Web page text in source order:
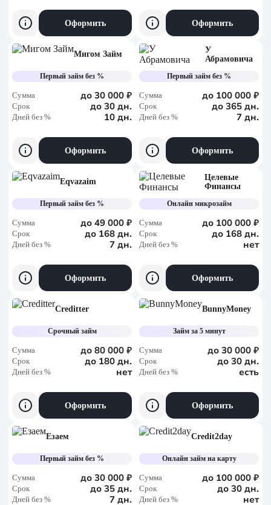
Оформить Оформить
Мигом Займ
Первый займ без %
Сумма до 30 000 ₽
Срок до 30 дн.
Дней без % 10 дн.
Оформить
У
Абрамовича
Первый займ без %
Сумма до 100 000 ₽
Срок до 365 дн.
Дней без % 7 дн.
Оформить
Eqvazaim
Первый займ без %
Сумма до 49 000 ₽
Срок до 168 дн.
Дней без % 7 дн.
Оформить
Целевые
Финансы
Онлайн микрозайм
Сумма до 100 000 ₽
Срок до 168 дн.
Дней без % нет
Оформить
Creditter
Срочный займ
Сумма до 80 000 ₽
Срок до 180 дн.
Дней без % нет
Оформить
BunnyMoney
Займ за 5 минут
Сумма до 30 000 ₽
Срок до 30 дн.
Дней без % есть
Оформить
Езаем
Первый займ без %
Сумма до 30 000 ₽
Срок до 35 дн.
Дней без % 7 дн.
Credit2day
Онлайн займ на карту
Сумма до 100 000 ₽
Срок до 30 дн.
Дней без % нет